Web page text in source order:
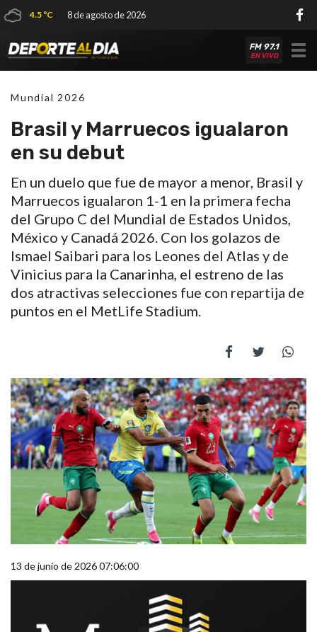
4.5 ºC 8 de agosto de 2026
FM 97.1
EN VIVO
Mundial 2026
Brasil y Marruecos igualaron
en su debut
En un duelo que fue de mayor a menor, Brasil y
Marruecos igualaron 1-1 en la primera fecha
del Grupo C del Mundial de Estados Unidos,
México y Canadá 2026. Con los golazos de
Ismael Saibari para los Leones del Atlas y de
Vinicius para la Canarinha, el estreno de las
dos atractivas selecciones fue con repartija de
puntos en el MetLife Stadium.
13 de junio de 2026 07:06:00